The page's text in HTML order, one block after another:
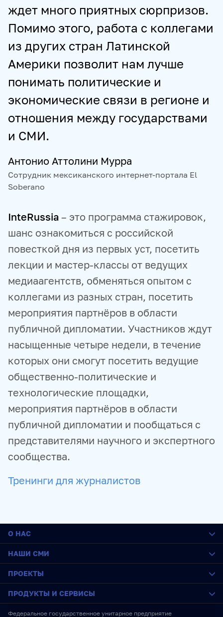
RU ENG 中文
ждет много приятных сюрпризов.
Помимо этого, работа с коллегами
из других стран Латинской
Америки позволит нам лучше
понимать политические и
экономические связи в регионе и
отношения между государствами
и СМИ.
Антонио Аттолини Мурра
Сотрудник мексиканского интернет-портала El
Soberano
InteRussia – это программа стажировок,
шанс ознакомиться с российской
повесткой дня из первых уст, посетить
лекции и мастер-классы от ведущих
медиаагентств, обменяться опытом с
коллегами из разных стран, посетить
мероприятия партнёров в области
публичной дипломатии. Участников ждут
насыщенные четыре недели, в течение
которых они смогут посетить ведущие
общественно-политические и
технологические площадки,
мероприятия партнёров в области
публичной дипломатии и пообщаться с
представителями научного и экспертного
сообщества.
Тренинги для журналистов
О НАС
История
Руководство
Стажировка
НАШИ СМИ
Sputnik
ИноСМИ
ПРОЕКТЫ
Конкурс имени Стенина
ПРОДУКТЫ И СЕРВИСЫ
Федеральное государственное унитарное предприятие